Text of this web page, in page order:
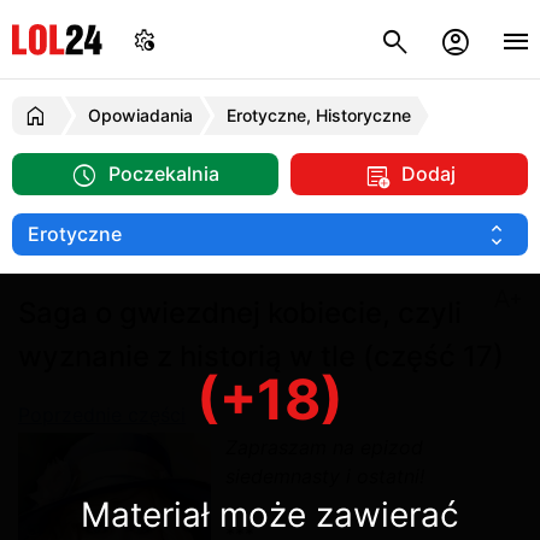
Opowiadania Erotyczne, Historyczne
Poczekalnia Dodaj
(+18)
Materiał może zawierać
***